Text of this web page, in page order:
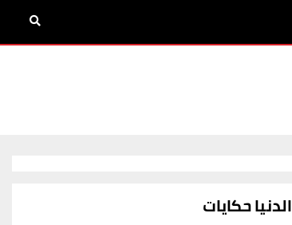
الدنيا حكايات